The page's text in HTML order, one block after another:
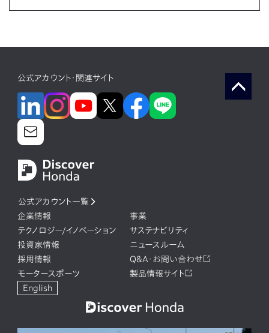
公式アカウント・関連サイト
公式アカウント一覧
企業情報
事業
テクノロジー/イノベーション
サステナビリティ
投資家情報
ニュースルーム
採用情報
Q&A・お問い合わせ
モータースポーツ
製品情報サイト
English